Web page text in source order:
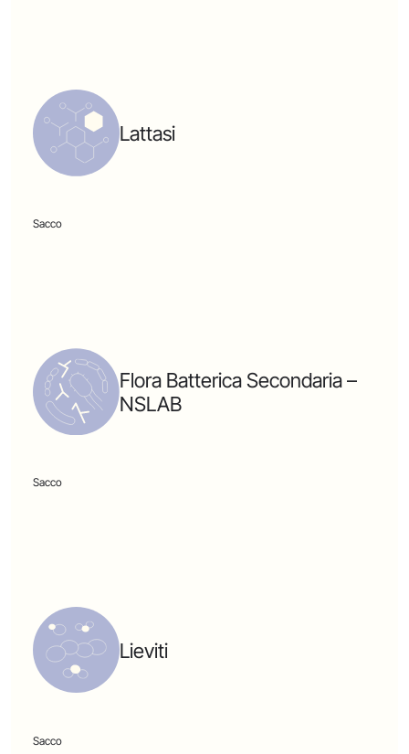
Lattasi
Sacco
Flora Batterica Secondaria –
NSLAB
Sacco
Lieviti
Sacco